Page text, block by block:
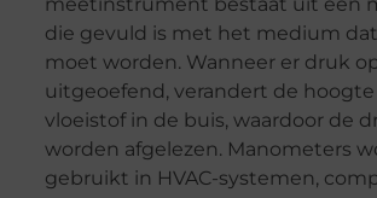
meetinstrument bestaat uit een
die gevuld is met het medium
moet worden. Wanneer er druk
uitgeoefend, verandert de hoogte
vloeistof in de buis, waardoor de
worden afgelezen. Manometers
gebruikt in HVAC-systemen,